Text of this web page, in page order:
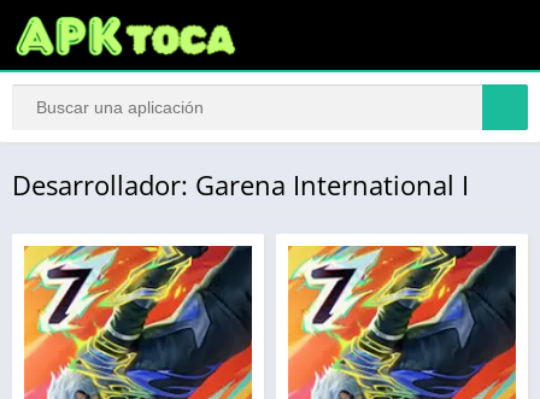
Desarrollador: Garena International I